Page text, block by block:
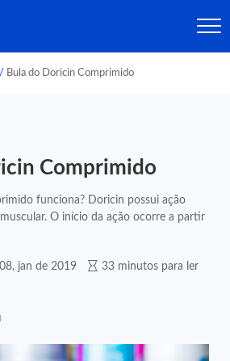
/ Bula do Doricin Comprimido
Comprimido
funciona? Doricin possui ação
O início da ação ocorre a partir
08, jan de 2019 33 minutos para ler